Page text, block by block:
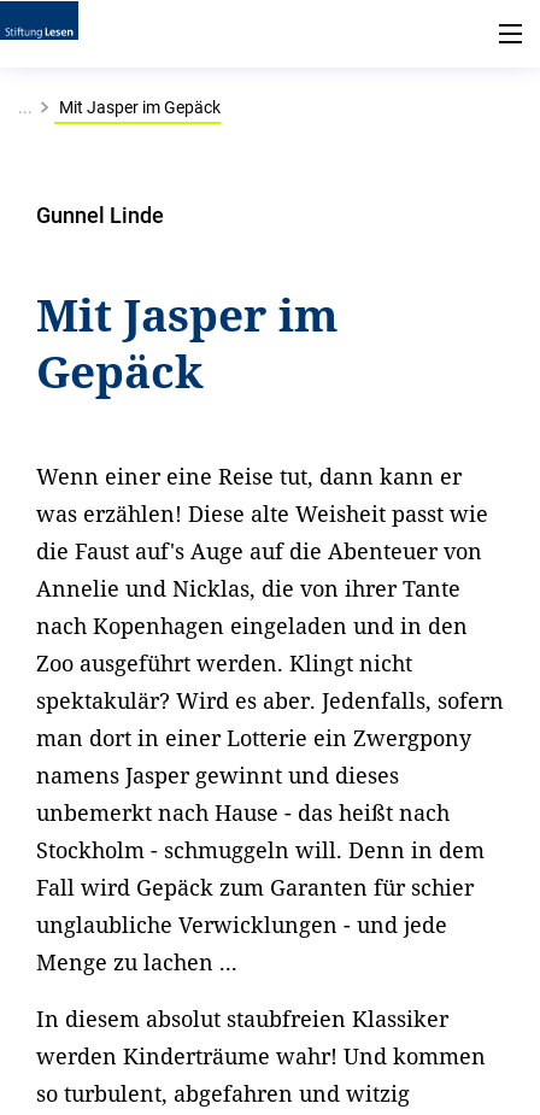
... Mit Jasper im Gepäck
Gunnel Linde
Mit Jasper im
Gepäck
Wenn einer eine Reise tut, dann kann er
was erzählen! Diese alte Weisheit passt wie
die Faust auf's Auge auf die Abenteuer von
Annelie und Nicklas, die von ihrer Tante
nach Kopenhagen eingeladen und in den
Zoo ausgeführt werden. Klingt nicht
spektakulär? Wird es aber. Jedenfalls, sofern
man dort in einer Lotterie ein Zwergpony
namens Jasper gewinnt und dieses
unbemerkt nach Hause - das heißt nach
Stockholm - schmuggeln will. Denn in dem
Fall wird Gepäck zum Garanten für schier
unglaubliche Verwicklungen - und jede
Menge zu lachen ...
In diesem absolut staubfreien Klassiker
werden Kinderträume wahr! Und kommen
so turbulent, abgefahren und witzig